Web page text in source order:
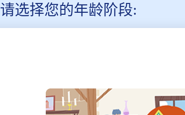
请选择您的年龄阶段: